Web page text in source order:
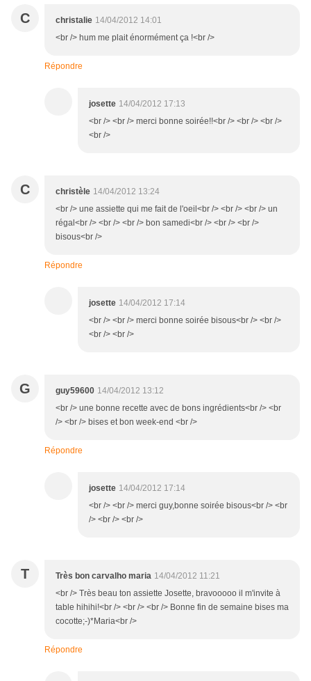
C christalie 14/04/2012 14:01
<br /> hum me plait énormément ça !<br />
Répondre
josette 14/04/2012 17:13
<br /> <br /> merci bonne soirée!!<br /> <br /> <br />
<br />
C christèle 14/04/2012 13:24
<br /> une assiette qui me fait de l'oeil<br /> <br /> <br /> un
régal<br /> <br /> <br /> bon samedi<br /> <br /> <br />
bisous<br />
Répondre
josette 14/04/2012 17:14
<br /> <br /> merci bonne soirée bisous<br /> <br />
<br /> <br />
G guy59600 14/04/2012 13:12
<br /> une bonne recette avec de bons ingrédients<br /> <br
/> <br /> bises et bon week-end <br />
Répondre
josette 14/04/2012 17:14
<br /> <br /> merci guy,bonne soirée bisous<br /> <br
/> <br /> <br />
T Très bon carvalho maria 14/04/2012 11:21
<br /> Très beau ton assiette Josette, bravooooo il m'invite à
table hihihi!<br /> <br /> <br /> Bonne fin de semaine bises ma
cocotte;-)*Maria<br />
Répondre